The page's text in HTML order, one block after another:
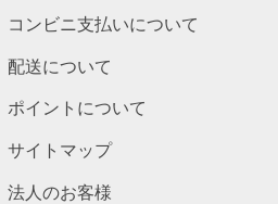
コンビニ支払いについて
配送について
ポイントについて
サイトマップ
法人のお客様